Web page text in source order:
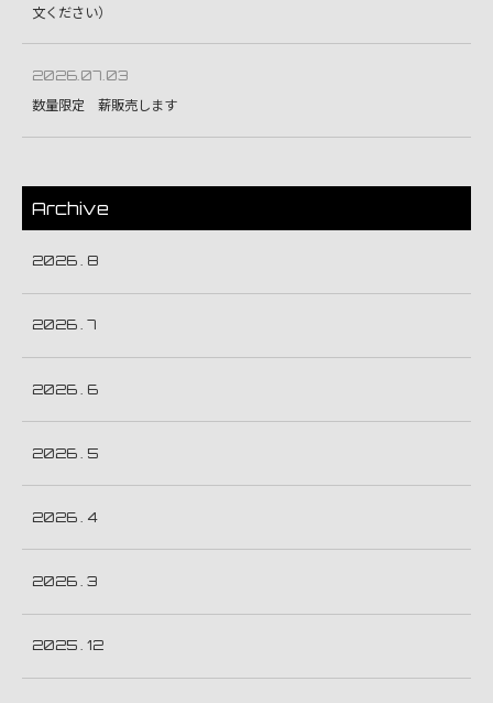
文ください）
2026.07.03
数量限定 薪販売します
Archive
2026 . 8
2026 . 7
2026 . 6
2026 . 5
2026 . 4
2026 . 3
2025 . 12